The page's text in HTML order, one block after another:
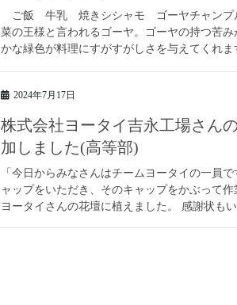
ご飯 牛乳 焼きシシャモ ゴーヤチャン
菜の王様と言われるゴーヤ。ゴーヤの持つ苦
かな緑色が料理にすがすがしさを与えてくれ
2024年7月17日
株式会社ヨータイ吉永工場さん
加しました(高等部)
「今日からみなさんはチームヨータイの一員
ャップをいただき、そのキャップをかぶって
ヨータイさんの花壇に植えました。 感謝状も